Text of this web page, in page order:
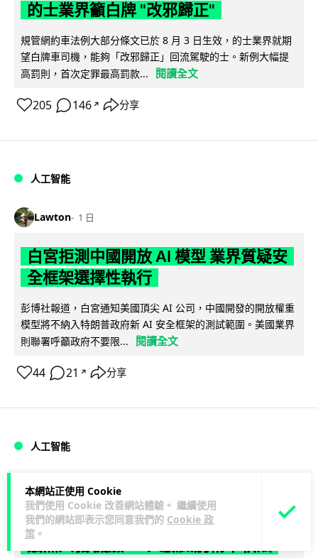
本網站正使用 Cookie
我們使用 Cookie 改善網站體驗。 繼續使用
我們的網站即表示您同意我們的 Cookie 政
策 。
的士業界籲白牌 "改邪歸正"
規管網約車法例大部分條文已於 8 月 3 日生效，的士業界就期
望白牌車司機，能夠「改邪歸正」回流駕駛的士。新例大幅提
高罰則，首次定罪最高罰款...
閱讀全文
205 146 ↗ 分享
人工智能
Lawton 1 日
白宮拒測中國開放 AI 模型 業界質疑安
全框架選擇性執行
彭博社報道，白宮通知美國頂尖 AI 公司，中國開發的開放權重
模型將不納入特朗普政府新 AI 安全框架的測試範圍。美國業界
則聯署呼籲政府不要限...
閱讀全文
44 21 ↗ 分享
人工智能
Vin 1 日
地盤偷吸煙難逃高空法眼 勞工處出動熱
感無人機 擬加 AI 人臉識別精準執法